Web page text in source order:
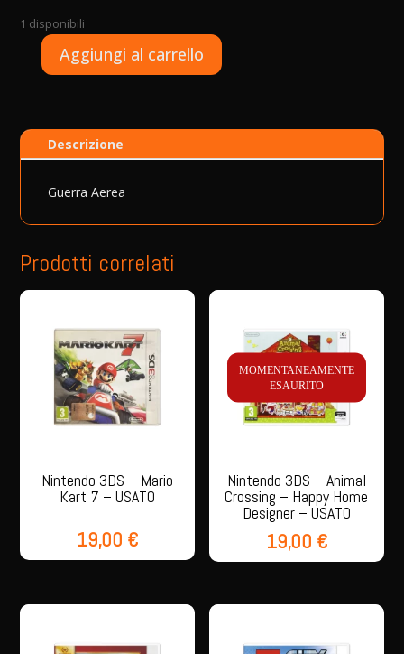
1 disponibili
PS2
Special
quantità
Aggiungi al carrello
r
Descrizione
Guerra Aerea
Prodotti correlati
Nintendo 3DS – Mario
Kart 7 – USATO
19,00 €
MOMENTANEAMENTE
ESAURITO
Nintendo 3DS – Animal
Crossing – Happy Home
Designer – USATO
19,00 €